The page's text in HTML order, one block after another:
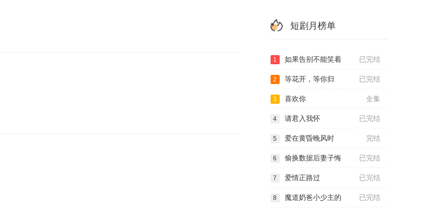
短剧月榜单
已完结
1 如果告别不能笑着
已完结
2 等花开，等你归
全集
3 喜欢你
已完结
4 请君入我怀
完结
5 爱在黄昏晚风时
已完结
6 偷换数据后妻子悔
已完结
7 爱情正路过
已完结
8 魔道奶爸小少主的